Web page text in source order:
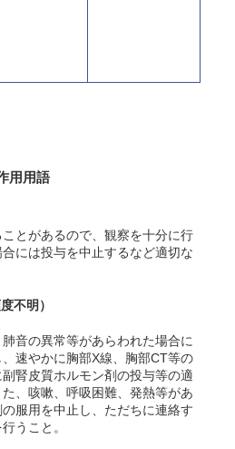
用用語
とがあるので、観察を十分に行
には投与を中止するなど適切な
度不明）
音の異常等があらわれた場合に
速やかに胸部X線、胸部CT等の
腎皮質ホルモン剤の投与等の適
、咳嗽、呼吸困難、発熱等があ
服用を中止し、ただちに連絡す
うこと。